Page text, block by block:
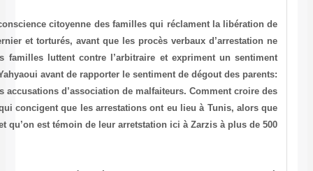
La délégation a été frappée par la très haute conscience citoyenne
leurs enfants et proches arretés en février dernier et torturés, avant
soient falcifiés par la police politique. « Ces familles luttent
d’etre impuissant et réprimé » ajoute le juge Yahyaoui avant de
« Nos enfants n’ont rien à voir avec les graves accusations
flics qui ont arreté nos enfants chez nous et qui concigent que les
nos enfants ne connaissent meme pas Tunis et qu’on est témoin de